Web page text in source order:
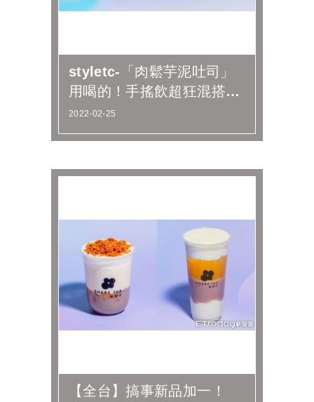
styletc-「肉鬆芋泥吐司」
用喝的！手搖飲超狂混搭
「肉鬆芋泥牛奶」登場
2022-02-25
【全台】搞事新品加一！